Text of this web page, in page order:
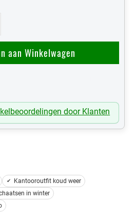
aan Winkelwagen
door Klanten
Kantooroutfit koud weer
in winter